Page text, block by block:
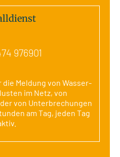
976901
Meldung von Wasser-
im Netz, von
von Unterbrechungen
am Tag, jeden Tag